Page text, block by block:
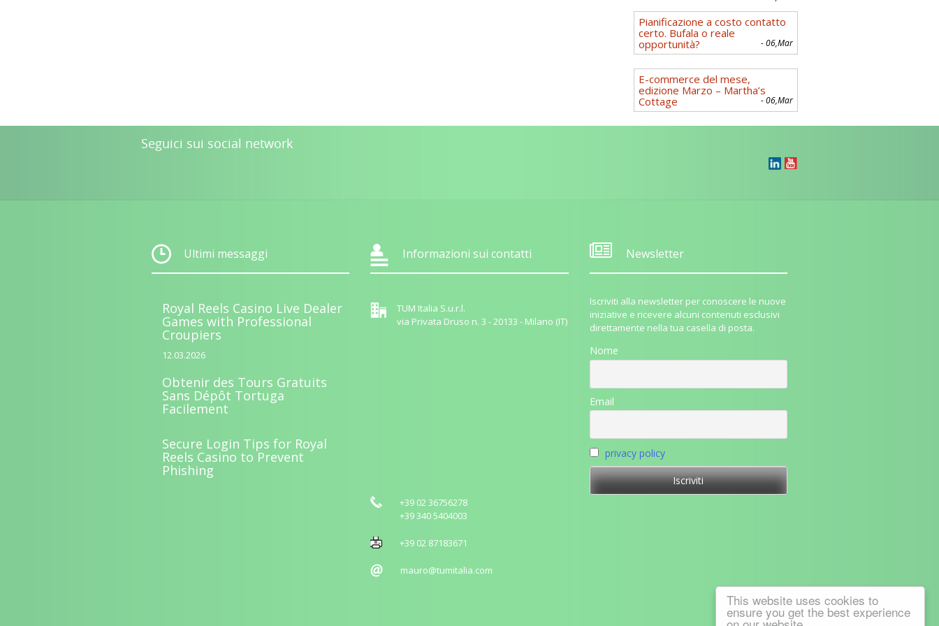
This website uses cookies to
ensure you get the best experience
Pianificazione a costo contatto
certo. Bufala o reale
opportunità?
- 06,Mar
E-commerce del mese,
edizione Marzo – Martha’s
Cottage
- 06,Mar
Seguici sui social network
Ultimi messaggi
Royal Reels Casino Live Dealer
Games with Professional
Croupiers
12.03.2026
Obtenir des Tours Gratuits
Sans Dépôt Tortuga
Facilement
Secure Login Tips for Royal
Reels Casino to Prevent
Phishing
Informazioni sui contatti
TUM Italia S.u.r.l.
via Privata Druso n. 3 - 20133 - Milano (IT)
+39 02 36756278
+39 340 5404003
+39 02 87183671
mauro@tumitalia.com
Newsletter
Iscriviti alla newsletter per conoscere le nuove
iniziative e ricevere alcuni contenuti esclusivi
direttamente nella tua casella di posta.
Nome
Email
privacy policy